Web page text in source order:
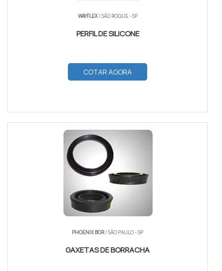
WAYFLEX/ SÃO ROQUE - SP
PERFIL DE SILICONE
COTAR AGORA
PHOENIX BOR/ SÃO PAULO - SP
GAXETAS DE BORRACHA